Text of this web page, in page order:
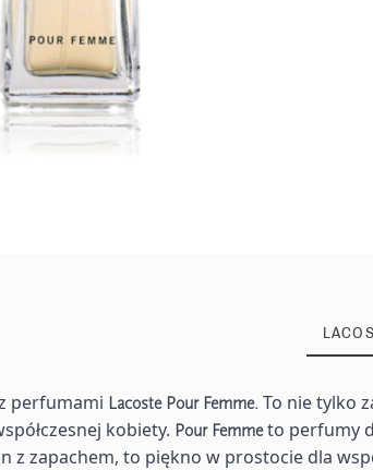
perfumami Lacoste Pour Femme. To nie tylko
kobiety. Pour Femmeto perfumy
z zapachem, to piękno w prostocie dla